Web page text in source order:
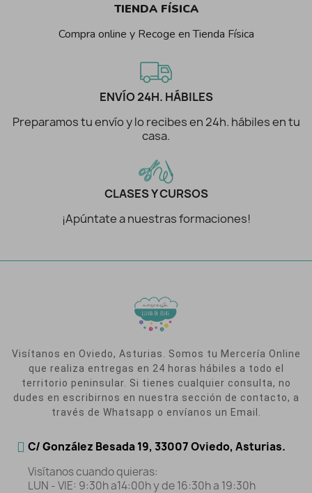
TIENDA FÍSICA
Compra online y Recoge en Tienda Física
ENVÍO 24H. HÁBILES
Preparamos tu envío y lo recibes en 24h. hábiles en tu
casa.
CLASES Y CURSOS
¡Apúntate a nuestras formaciones!
Visítanos en Oviedo, Asturias. Somos tu Mercería Online
que realiza entregas en 24 horas hábiles a todo el
territorio peninsular. Si tienes cualquier consulta, no
dudes en escribirnos en nuestra sección de contacto, a
través de Whatsapp o envíanos un Email.
C/ González Besada 19, 33007 Oviedo, Asturias.
Visítanos cuando quieras:
LUN - VIE: 9:30h a14:00h y de 16:30h a 19:30h